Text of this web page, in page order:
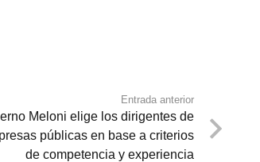
Entrada anterior
Meloni elige los dirigentes de
públicas en base a criterios
de competencia y experiencia